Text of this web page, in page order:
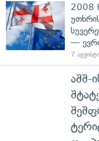
2008
—
7
აშშ-